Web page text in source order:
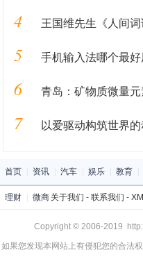
4 王国维先生《人间词话
5 手机输入法哪个最好用，
6 青岛：矿物质微量
7 以爱驱动构筑世界的动
首页 资讯 汽车 娱乐 教育
理财 微商 关于我们 - 联系我们 -
Copyright © 2006-2019
如果您发现本网站上有侵犯您的合法